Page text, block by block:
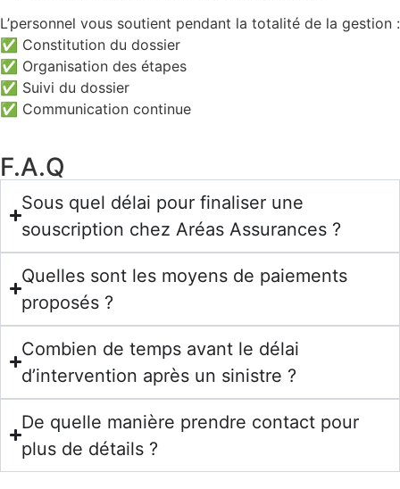
L’personnel vous soutient pendant la totalité de la gestion :
✅ Constitution du dossier
✅ Organisation des étapes
✅ Suivi du dossier
✅ Communication continue
F.A.Q
Sous quel délai pour finaliser une
souscription chez Aréas Assurances ?
Quelles sont les moyens de paiements
proposés ?
Combien de temps avant le délai
d’intervention après un sinistre ?
De quelle manière prendre contact pour
plus de détails ?